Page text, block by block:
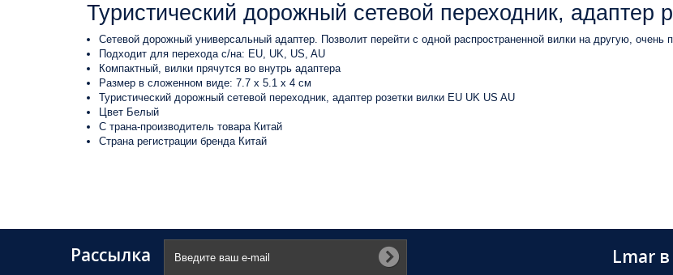
Туристический дорожный сетевой переходник, адаптер
Сетевой дорожный универсальный адаптер. Позволит перейти с одной распространенной вилки на другую, очень
Подходит для перехода с/на: EU, UK, US, AU
Компактный, вилки прячутся во внутрь адаптера
Размер в сложенном виде: 7.7 х 5.1 х 4 см
Туристический дорожный сетевой переходник, адаптер розетки вилки EU UK US AU
Цвет Белый
С трана-производитель товара Китай
Страна регистрации бренда Китай
Рассылка Lmar